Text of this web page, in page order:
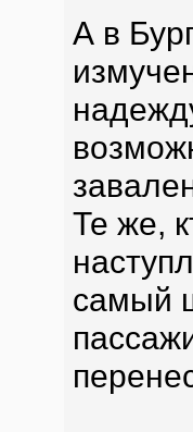
А в
Те же,
самый